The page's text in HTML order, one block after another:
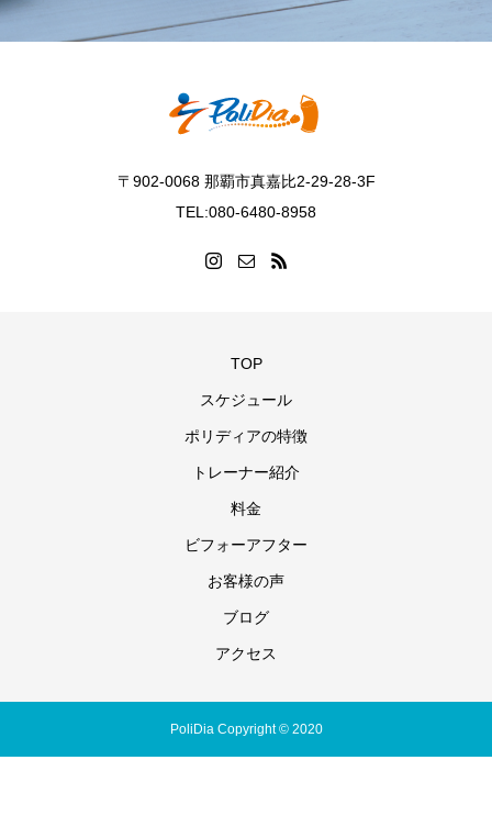
〒902-0068 那覇市真嘉比2-29-28-3F
TEL:080-6480-8958
TOP
スケジュール
ポリディアの特徴
トレーナー紹介
料金
ビフォーアフター
お客様の声
ブログ
アクセス
PoliDia Copyright © 2020